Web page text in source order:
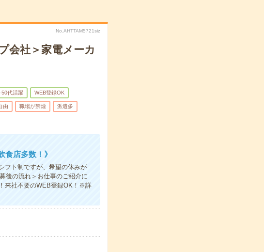
No.AHTTAM5721siz
会社＞家電メーカ
50代活躍 WEB登録OK
由 職場が禁煙 派遣多
食店多数！》
フト制ですが、希望の休みが
後の流れ＞お仕事のご紹介に
来社不要のWEB登録OK！※詳